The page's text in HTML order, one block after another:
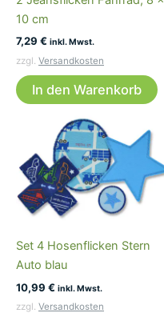
10 cm
7,29 € inkl. Mwst.
zzgl. Versandkosten
In den Warenkorb
Set 4 Hosenflicken Stern
Auto blau
10,99 € inkl. Mwst.
zzgl. Versandkosten